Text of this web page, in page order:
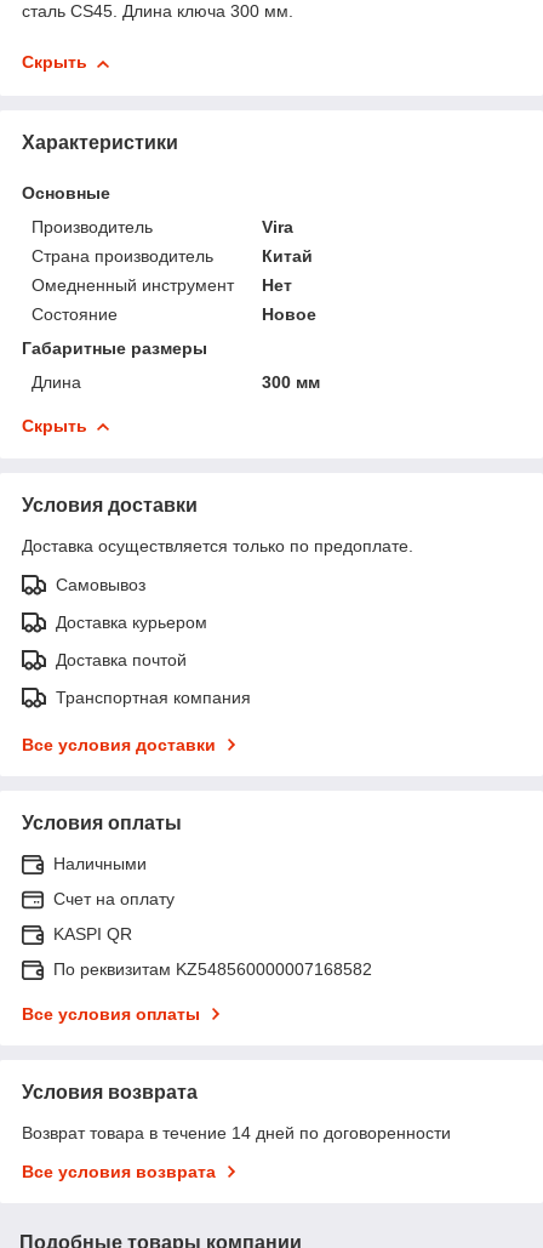
сталь CS45. Длина ключа 300 мм.
Скрыть
Характеристики
Основные
Производитель
Vira
Страна производитель
Китай
Омедненный инструмент
Нет
Состояние
Новое
Габаритные размеры
Длина
300 мм
Скрыть
Условия доставки
Доставка осуществляется только по предоплате.
Самовывоз
Доставка курьером
Доставка почтой
Транспортная компания
Все условия доставки
Условия оплаты
Наличными
Счет на оплату
KASPI QR
По реквизитам KZ548560000007168582
Все условия оплаты
Условия возврата
Возврат товара в течение 14 дней по договоренности
Все условия возврата
Подобные товары компании